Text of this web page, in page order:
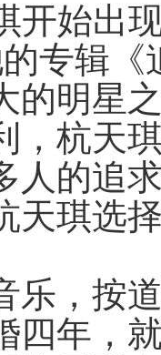
开始出
专辑
的明星
，杭天
人的追
天琪选
乐，按
四年，